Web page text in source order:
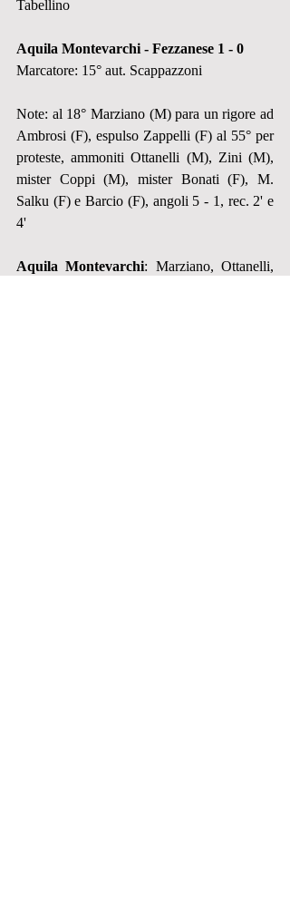
Tabellino
Aquila Montevarchi - Fezzanese 1 - 0
Marcatore: 15° aut. Scappazzoni
Note: al 18° Marziano (M) para un rigore ad
Ambrosi (F), espulso Zappelli (F) al 55° per
proteste, ammoniti Ottanelli (M), Zini (M),
mister Coppi (M), mister Bonati (F), M.
Salku (F) e Barcio (F), angoli 5 - 1, rec. 2' e
4'
Aquila Montevarchi: Marziano, Ottanelli,